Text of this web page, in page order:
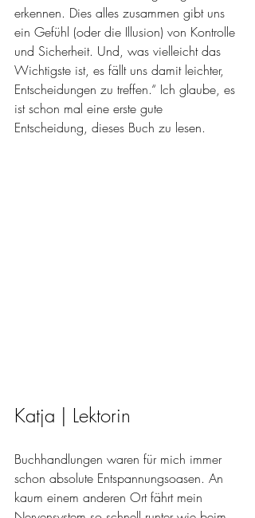
erkennen. Dies alles zusammen gibt uns
ein Gefühl (oder die Illusion) von Kontrolle
und Sicherheit. Und, was vielleicht das
Wichtigste ist, es fällt uns damit leichter,
Entscheidungen zu treffen.“ Ich glaube, es
ist schon mal eine erste gute
Entscheidung, dieses Buch zu lesen.
Katja | Lektorin
Buchhandlungen waren für mich immer
schon absolute Entspannungsoasen. An
kaum einem anderen Ort fährt mein